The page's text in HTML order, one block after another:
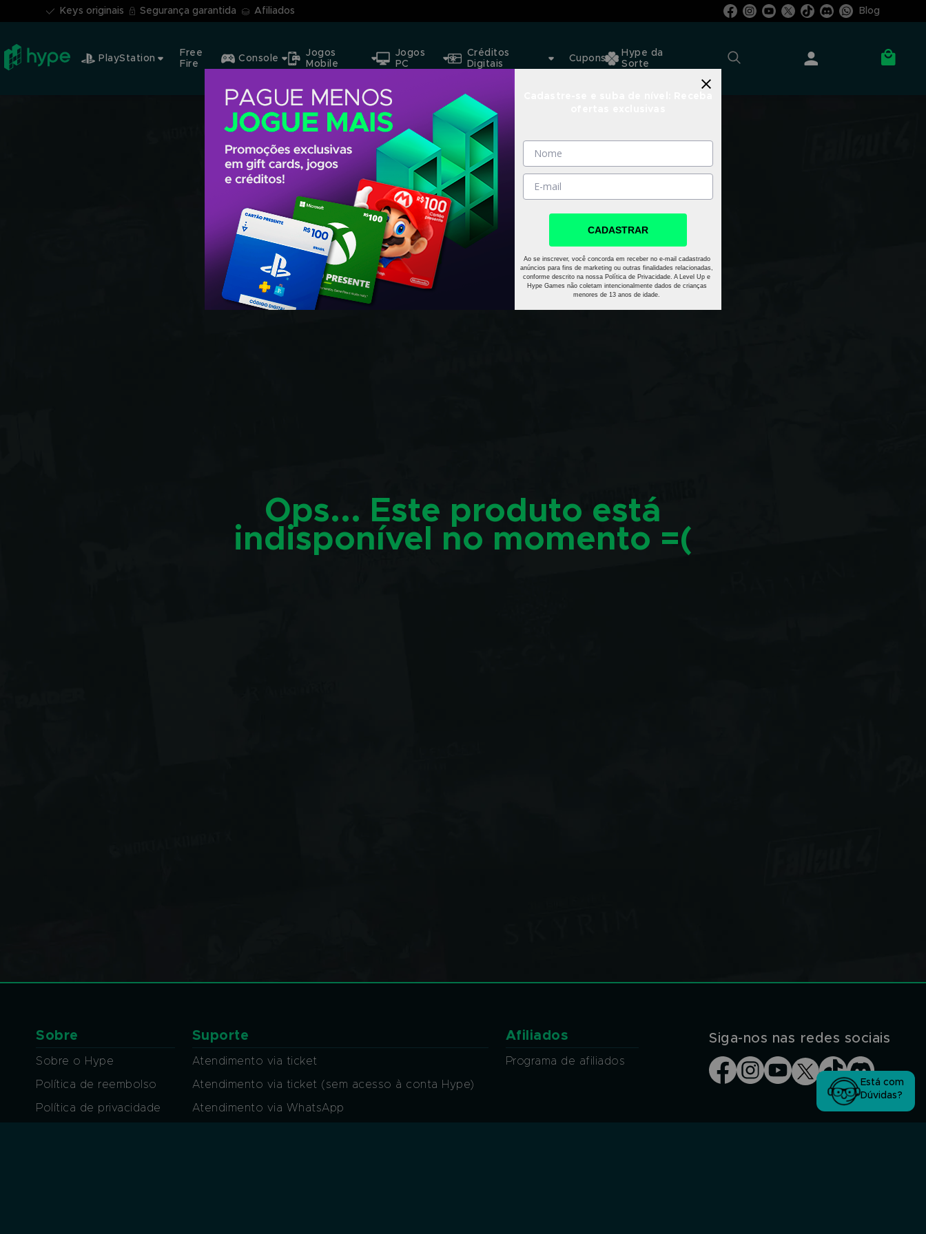
Keys originais Segurança garantida Afiliados Blog
PlayStation
Free
Fire
Console
Jogos
Mobile
Jogos
PC
Créditos
Digitais
Cupons
Hype da
Sorte
Ops... Este produto está
indisponível no momento =(
Sobre
Sobre o Hype
Política de reembolso
Política de privacidade
Suporte
Atendimento via ticket
Atendimento via ticket (sem acesso à conta Hype)
Atendimento via WhatsApp
Afiliados
Programa de afiliados
Siga-nos nas redes sociais
Está com
Dúvidas?
CADASTRAR
Ao se inscrever, você concorda em receber no e-mail cadastrado
anúncios para fins de marketing ou outras finalidades relacionadas,
conforme descrito na nossa Política de Privacidade. A Level Up e
Hype Games não coletam intencionalmente dados de crianças
menores de 13 anos de idade.